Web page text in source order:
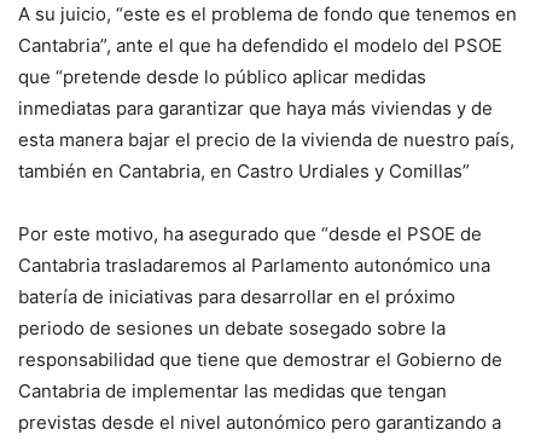
A su juicio, “este es el problema de fondo que tenemos en
Cantabria”, ante el que ha defendido el modelo del PSOE
que “pretende desde lo público aplicar medidas
inmediatas para garantizar que haya más viviendas y de
esta manera bajar el precio de la vivienda de nuestro país,
también en Cantabria, en Castro Urdiales y Comillas”
Por este motivo, ha asegurado que “desde el PSOE de
Cantabria trasladaremos al Parlamento autonómico una
batería de iniciativas para desarrollar en el próximo
periodo de sesiones un debate sosegado sobre la
responsabilidad que tiene que demostrar el Gobierno de
Cantabria de implementar las medidas que tengan
previstas desde el nivel autonómico pero garantizando a